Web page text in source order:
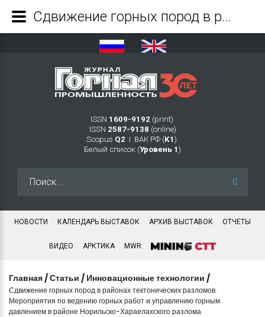
ISSN 1609-9192 (print)
ISSN 2587-9138 (online)
Scopus Q2 Ι ВАК РФ (K1 )
Белый список (Уровень 1 )
НОВОСТИ КАЛЕНДАРЬ ВЫСТАВОК АРХИВ ВЫСТАВОК ОТЧЕТЫ
ВИДЕО АРКТИКА MWR
Главная /Статьи / Инновационные технологии /
Сдвижение горных пород в районах тектонических разломов.
Мероприятия по ведению горных работ и управлению горным
давлением в районе Норильско-Хараелахского разлома
Сдвижение горных пород в районах тектонических разломов. Мероприятия по ведению горных работ и управлению горным давлением в районе Норильско-Хараелахского разлома - Журнал Горная промышленность